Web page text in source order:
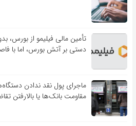
تأمین مالی فیلیمو از بورس،
دستی بر آتش بورس، اما با
ماجرای پول نقد ندادن
مقاومت بانک‌ها یا بالارفتن